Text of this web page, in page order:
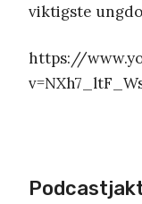
viktigste
https://